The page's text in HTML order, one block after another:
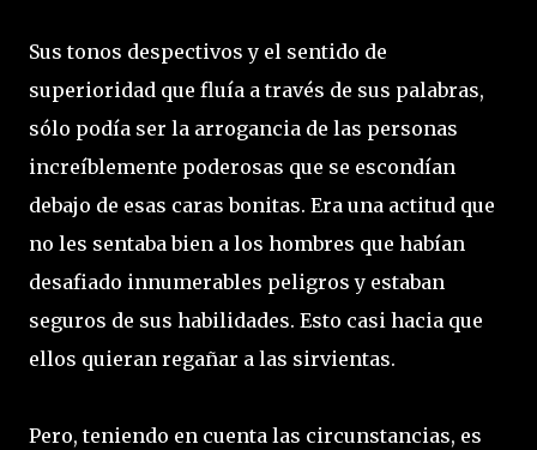
Sus tonos despectivos y el sentido de
superioridad que fluía a través de sus palabras,
sólo podía ser la arrogancia de las personas
increíblemente poderosas que se escondían
debajo de esas caras bonitas. Era una actitud que
no les sentaba bien a los hombres que habían
desafiado innumerables peligros y estaban
seguros de sus habilidades. Esto casi hacia que
ellos quieran regañar a las sirvientas.
Pero, teniendo en cuenta las circunstancias, es